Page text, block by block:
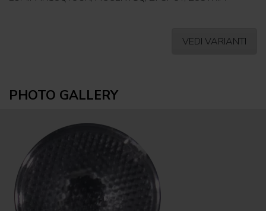
VEDI VARIANTI
PHOTO GALLERY